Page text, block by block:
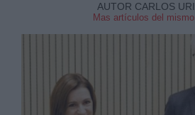
AUTOR CARLOS
Mas artículos del
link